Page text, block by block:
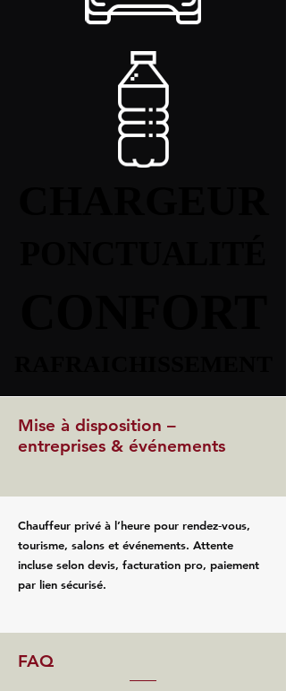
Mise à disposition –
entreprises & événements
Chauffeur privé à l’heure pour rendez‑vous,
tourisme, salons et événements. Attente
incluse selon devis, facturation pro, paiement
par lien sécurisé.
FAQ